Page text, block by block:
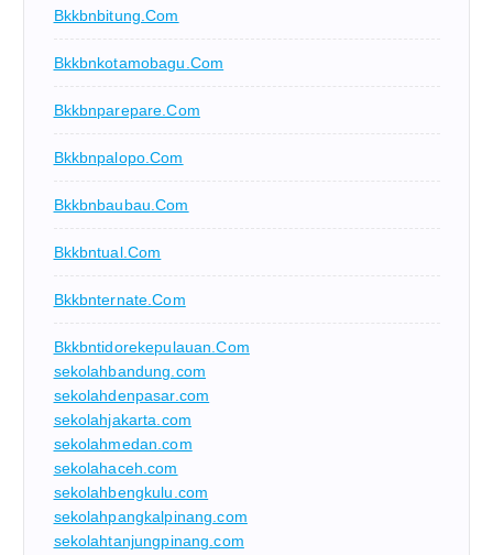
Bkkbnbitung.com
Bkkbnkotamobagu.com
Bkkbnparepare.com
Bkkbnpalopo.com
Bkkbnbaubau.com
Bkkbntual.com
Bkkbnternate.com
Bkkbntidorekepulauan.com
sekolahbandung.com
sekolahdenpasar.com
sekolahjakarta.com
sekolahmedan.com
sekolahaceh.com
sekolahbengkulu.com
sekolahpangkalpinang.com
sekolahtanjungpinang.com